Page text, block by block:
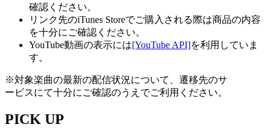
確認ください。
リンク先のiTunes Storeでご購入される際は商品の内容
を十分にご確認ください。
YouTube動画の表示には[YouTube API]を利用していま
す。
※対象楽曲の最新の配信状況について、遷移先のサ
ービスにて十分にご確認のうえでご利用ください。
PICK UP